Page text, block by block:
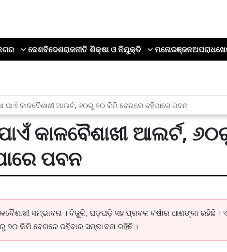
ଦେଶବିଦେଶରାଜନୀତି ଶିକ୍ଷା ଓ ନିଯୁକ୍ତି ମନୋରଞ୍ଜନଅପରାଧ
ଯାଏଁ କାଳବୈଶାଖୀ ଆଲର୍ଟ, ୬୦ରୁ ୭୦ କିମି ବେଗରେ ବହିପାରେ ପବନ
କାଳବୈଶାଖୀ ଆଲର୍ଟ,
ପବନ
ସମ୍ଭାବନା । ବିଜୁଳି, ଘଡ଼ଘଡ଼ି ସହ ପ୍ରବଳ ବର୍ଷାର ଆଶଙ୍କା ରହିଛି ।
କିମି ବେଗରେ ରହିବାର ସମ୍ଭାବନା ରହିଛି ।